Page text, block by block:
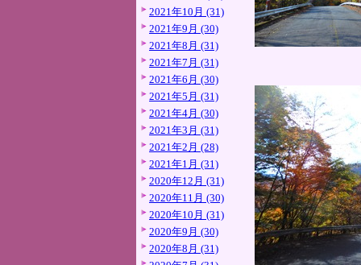
2021年10月 (31)
2021年9月 (30)
2021年8月 (31)
2021年7月 (31)
2021年6月 (30)
2021年5月 (31)
2021年4月 (30)
2021年3月 (31)
2021年2月 (28)
2021年1月 (31)
2020年12月 (31)
2020年11月 (30)
2020年10月 (31)
2020年9月 (30)
2020年8月 (31)